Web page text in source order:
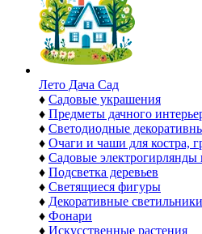
Лето Дача Сад
♦ Садовые украшения
♦ Предметы дачного
♦ Светодиодные
♦ Очаги и чаши для костра,
♦ Садовые электрогирлянды
♦ Подсветка деревьев
♦ Светящиеся фигуры
♦ Декоративные светильники
♦ Фонари
♦ Искусственные растения